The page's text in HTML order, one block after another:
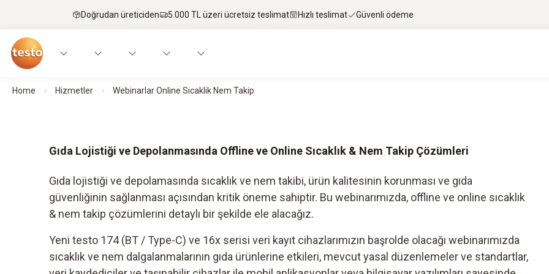
Doğrudan üreticiden 5.000 TL üzeri ücretsiz teslimat Hızlı teslimat Güvenli ödeme
Home Hizmetler Webinarlar Online Sicaklik Nem Takip
Gıda Lojistiği ve Depolanmasında Offline ve Online Sıcaklık & Nem Takip Çözümleri
Gıda lojistiği ve depolamasında sıcaklık ve nem takibi, ürün kalitesinin korunması ve gıda
güvenliğinin sağlanması açısından kritik öneme sahiptir. Bu webinarımızda, offline ve online sıcaklık
& nem takip çözümlerini detaylı bir şekilde ele alacağız.
Yeni testo 174 (BT / Type-C) ve 16x serisi veri kayıt cihazlarımızın başrolde olacağı webinarımızda
sıcaklık ve nem dalgalanmalarının gıda ürünlerine etkileri, mevcut yasal düzenlemeler ve standartlar,